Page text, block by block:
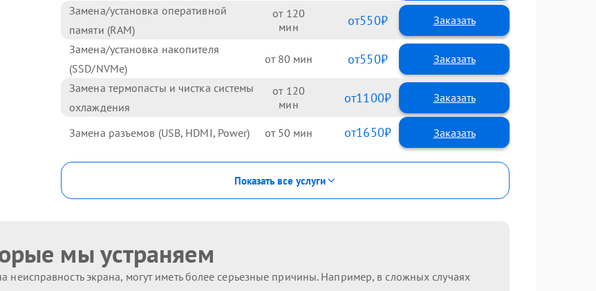
Замена/установка оперативной
памяти (RAM)
120 550
Замена/установка накопителя
(SSD/NVMe)
80 550
Замена термопасты и чистка системы
охлаждения
120 1100
Замена разъемов (USB, HDMI, Power) 50 1650
Показать все услуги
мы устраняем
экрана, могут иметь более серьезные причины. Например, в сложных случаях